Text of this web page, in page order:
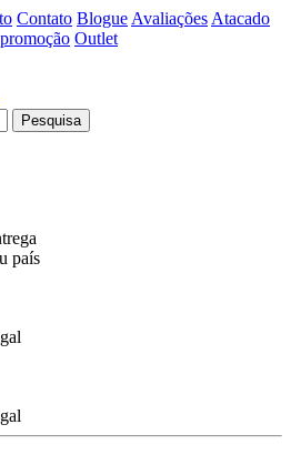
Contato Blogue Avaliações Atacado
Outlet
Pesquisa
país